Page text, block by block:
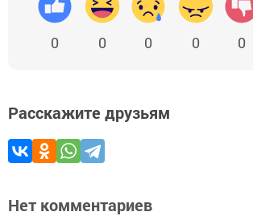
0 0 0 0 0
Расскажите друзьям
Нет комментариев